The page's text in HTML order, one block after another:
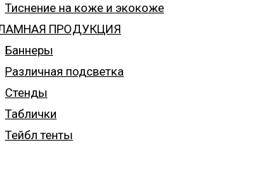
Тиснение на коже и экокоже
ПРОДУКЦИЯ
Баннеры
Различная подсветка
Стенды
Таблички
Тейбл тенты